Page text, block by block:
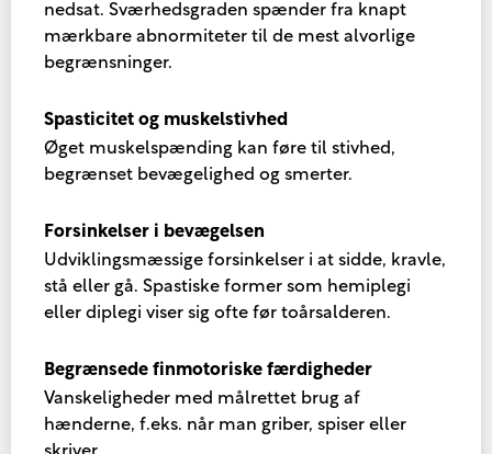
nedsat. Sværhedsgraden spænder fra knapt
mærkbare abnormiteter til de mest alvorlige
begrænsninger.
Spasticitet og muskelstivhed
Øget muskelspænding kan føre til stivhed,
begrænset bevægelighed og smerter.
Forsinkelser i bevægelsen
Udviklingsmæssige forsinkelser i at sidde, kravle,
stå eller gå. Spastiske former som hemiplegi
eller diplegi viser sig ofte før toårsalderen.
Begrænsede finmotoriske færdigheder
Vanskeligheder med målrettet brug af
hænderne, f.eks. når man griber, spiser eller